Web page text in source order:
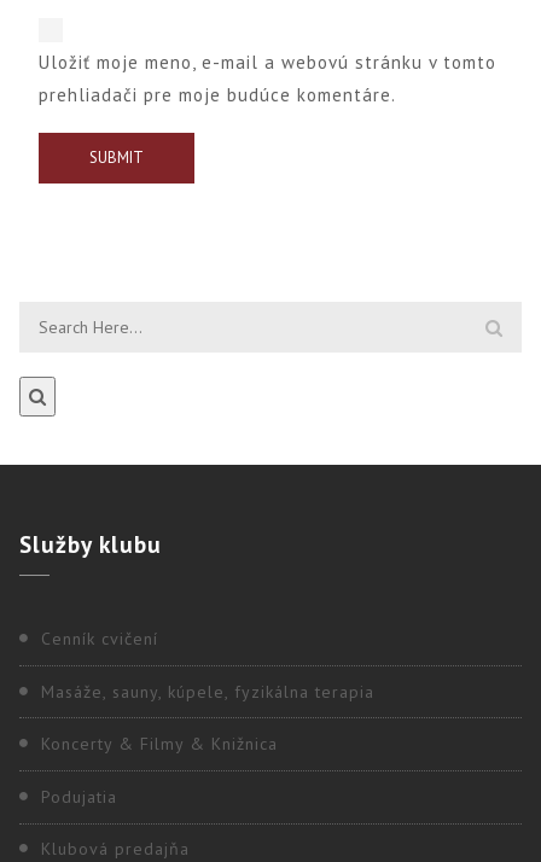
Uložiť moje meno, e-mail a webovú stránku v tomto
prehliadači pre moje budúce komentáre.
Službyklubu
Cenník cvičení
Masáže, sauny, kúpele, fyzikálna terapia
Koncerty & Filmy & Knižnica
Podujatia
Klubová predajňa